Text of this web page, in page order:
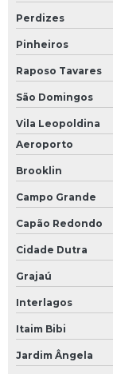
Perdizes
Pinheiros
Raposo Tavares
São Domingos
Vila Leopoldina
Aeroporto
Brooklin
Campo Grande
Capão Redondo
Cidade Dutra
Grajaú
Interlagos
Itaim Bibi
Jardim Ângela